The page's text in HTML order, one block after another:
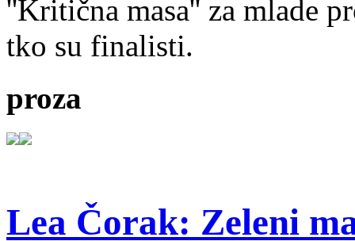
''Kritična masa'' za mlade
tko su finalisti.
proza
Lea Čorak: Zeleni